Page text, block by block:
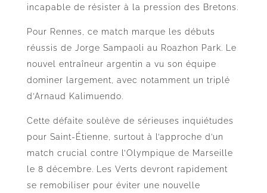
incapable de résister à la pression des Bretons.
Pour Rennes, ce match marque les débuts
réussis de Jorge Sampaoli au Roazhon Park. Le
nouvel entraîneur argentin a vu son équipe
dominer largement, avec notamment un triplé
d’Arnaud Kalimuendo.
Cette défaite soulève de sérieuses inquiétudes
pour Saint-Étienne, surtout à l’approche d’un
match crucial contre l’Olympique de Marseille
le 8 décembre. Les Verts devront rapidement
se remobiliser pour éviter une nouvelle